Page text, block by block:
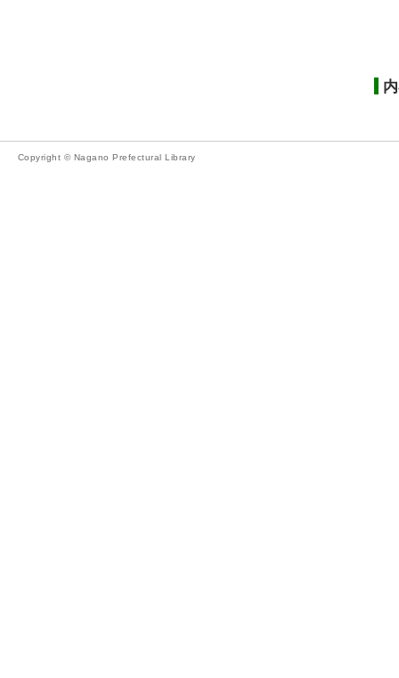
Copyright © Nagano Prefectural Library